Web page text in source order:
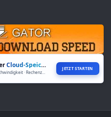
Cloud-Speicher JETZT STARTEN